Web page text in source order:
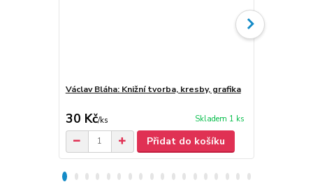
Václav Bláha: Knižní tvorba, kresby, grafika
30 Kč/ks Skladem 1 ks
Přidat do košíku